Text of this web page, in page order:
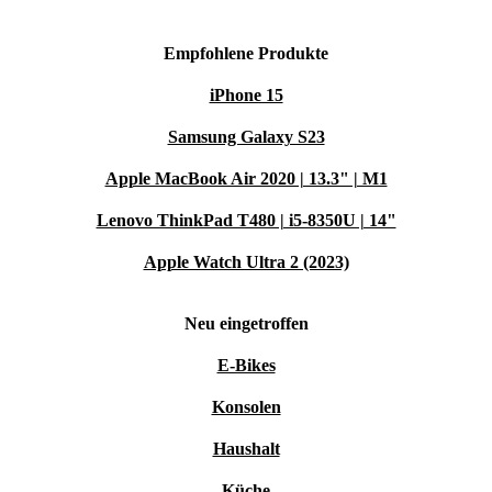
Empfohlene Produkte
iPhone 15
Samsung Galaxy S23
Apple MacBook Air 2020 | 13.3" | M1
Lenovo ThinkPad T480 | i5-8350U | 14"
Apple Watch Ultra 2 (2023)
Neu eingetroffen
E-Bikes
Konsolen
Haushalt